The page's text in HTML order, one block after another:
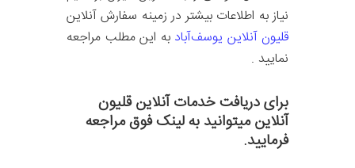
نیاز به اطلاعات بیشتر در زمینه سفارش آنلاین
قلیون آنلاین یوسف‌آباد به این مطلب مراجعه
نمایید .
برای دریافت خدمات آنلاین قلیون
آنلاین میتوانید به لینک فوق مراجعه
فرمایید.